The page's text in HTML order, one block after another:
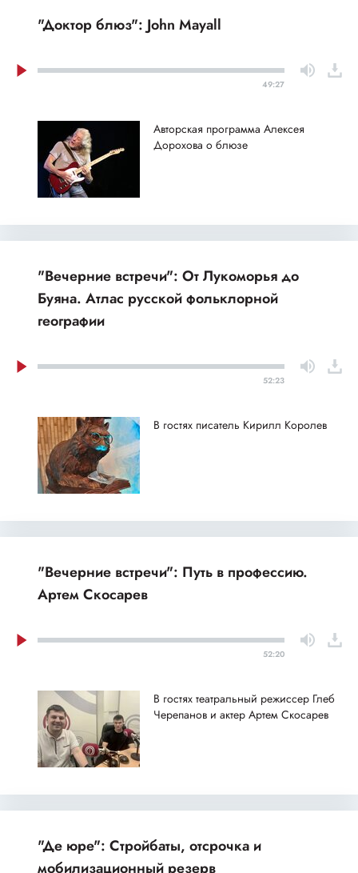
"Доктор блюз": John Mayall
49:27
Авторская программа Алексея
Дорохова о блюзе
"Вечерние встречи": От Лукоморья до
Буяна. Атлас русской фольклорной
географии
52:23
В гостях писатель Кирилл Королев
"Вечерние встречи": Путь в профессию.
Артем Скосарев
52:20
В гостях театральный режиссер Глеб
Черепанов и актер Артем Скосарев
"Де юре": Стройбаты, отсрочка и
мобилизационный резерв